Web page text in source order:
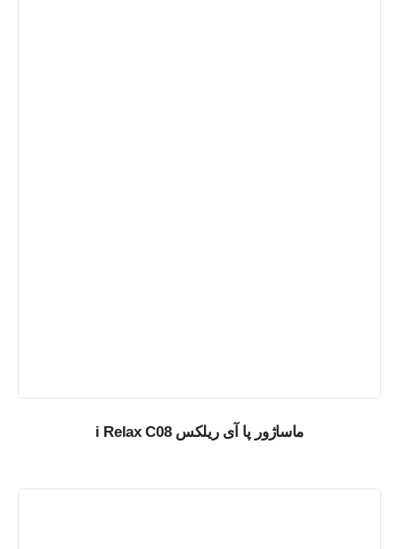
ماساژور پا آی ریلکس i Relax C08